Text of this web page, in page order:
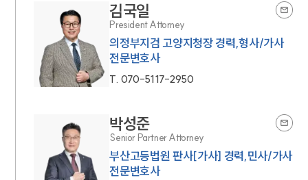
김국일
President Attorney
의정부지검 고양지청장 경력,형사/가사
전문변호사
T. 070-5117-2950
박성준
Senior Partner Attorney
부산고등법원 판사[가사] 경력,민사/가사
전문변호사